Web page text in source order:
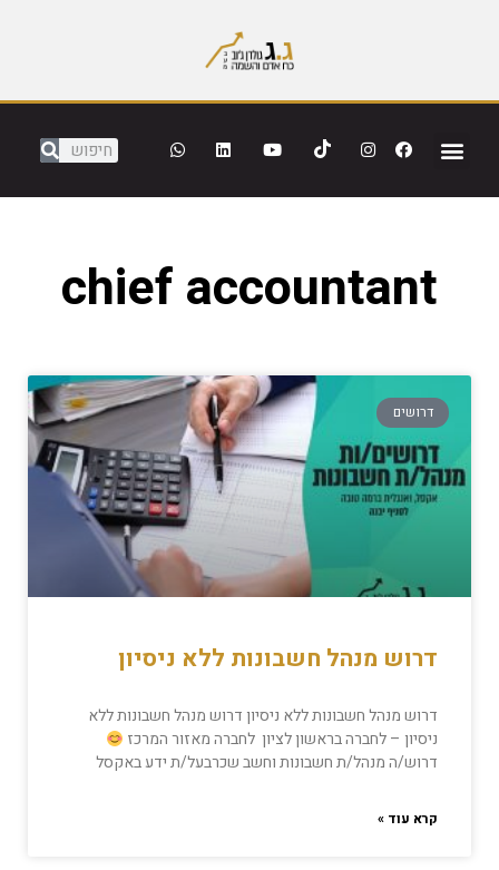
chief accountant
דרושים
דרוש מנהל חשבונות ללא ניסיון
דרוש מנהל חשבונות ללא ניסיון דרוש מנהל חשבונות ללא
ניסיון – לחברה בראשון לציון לחברה מאזור המרכז
דרוש/ה מנהל/ת חשבונות וחשב שכרבעל/ת ידע באקסל
קרא עוד »